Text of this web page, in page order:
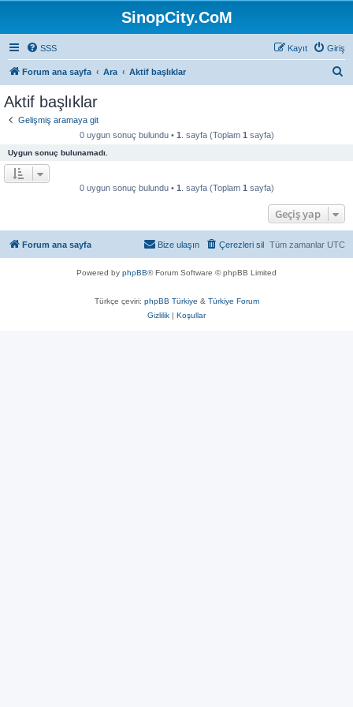
SinopCity.CoM
SSS Giriş
Kayıt
Forum ana sayfa Ara Aktif başlıklar
Aktif başlıklar
Gelişmiş aramaya git
0 uygun sonuç bulundu • 1 . sayfa (Toplam 1 sayfa)
Uygun sonuç bulunamadı.
0 uygun sonuç bulundu • 1 . sayfa (Toplam 1 sayfa)
Geçiş yap
Forum ana sayfa Tüm zamanlar UTC
Çerezleri sil
Bize ulaşın
Powered by phpBB® Forum Software © phpBB Limited
Türkçe çeviri: phpBB Türkiye & Türkiye Forum
Gizlilik | Koşullar